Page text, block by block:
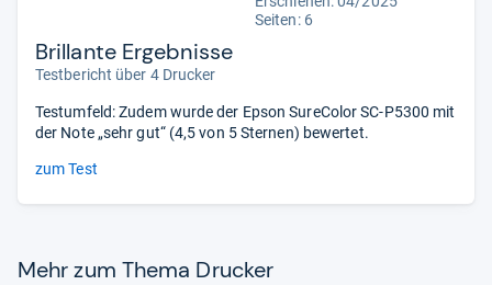
Seiten: 6
Brillante Ergebnisse
Testbericht über 4 Drucker
Testumfeld: Zudem wurde der Epson SureColor SC-P5300 mit
der Note „sehr gut“ (4,5 von 5 Sternen) bewertet.
zum Test
Mehr zum Thema Dru­cker